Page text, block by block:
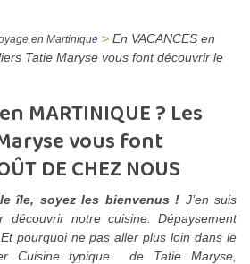
en Martinique > En VACANCES en
Tatie Maryse vous font découvrir le
MARTINIQUE ? Les
vous font
DE CHEZ NOUS
île, soyez les bienvenus ! J’en suis
découvrir notre cuisine. Dépaysement
pourquoi ne pas aller plus loin dans le
Cuisine typique de Tatie Maryse,